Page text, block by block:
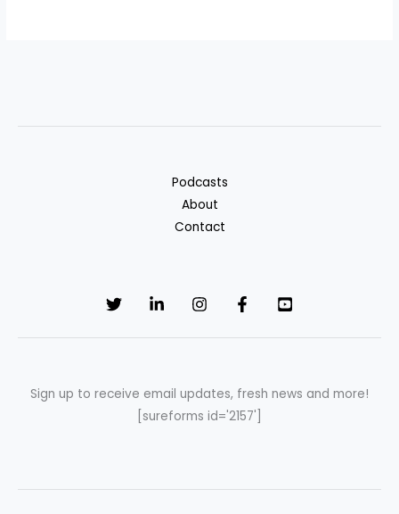
Podcasts
About
Contact
Sign up to receive email updates, fresh news and more!
[sureforms id='2157']